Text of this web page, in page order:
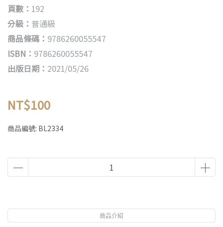
頁數： 192
分級： 普通級
商品條碼： 9786260055547
ISBN： 9786260055547
出版日期： 2021/05/26
NT$100
商品編號: BL2334
商品介紹